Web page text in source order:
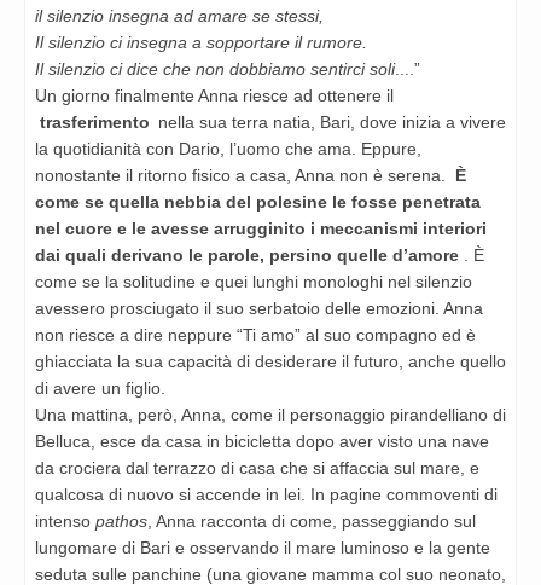
il silenzio insegna ad amare se stessi,
Il silenzio ci insegna a sopportare il rumore.
Il silenzio ci dice che non dobbiamo sentirci soli....”
Un giorno finalmente Anna riesce ad ottenere il
trasferimento nella sua terra natia, Bari, dove inizia a vivere
la quotidianità con Dario, l’uomo che ama. Eppure,
nonostante il ritorno fisico a casa, Anna non è serena.
È
come se quella nebbia del polesine le fosse penetrata
nel cuore e le avesse arrugginito i meccanismi interiori
dai quali derivano le parole, persino quelle d’amore
. È
come se la solitudine e quei lunghi monologhi nel silenzio
avessero prosciugato il suo serbatoio delle emozioni. Anna
non riesce a dire neppure “Ti amo” al suo compagno ed è
ghiacciata la sua capacità di desiderare il futuro, anche quello
di avere un figlio.
Una mattina, però, Anna, come il personaggio pirandelliano di
Belluca, esce da casa in bicicletta dopo aver visto una nave
da crociera dal terrazzo di casa che si affaccia sul mare, e
qualcosa di nuovo si accende in lei. In pagine commoventi di
intenso pathos , Anna racconta di come, passeggiando sul
lungomare di Bari e osservando il mare luminoso e la gente
seduta sulle panchine (una giovane mamma col suo neonato,